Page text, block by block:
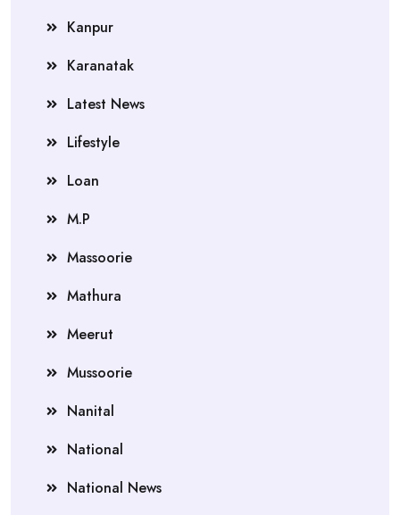
Kanpur
Karanatak
Latest News
Lifestyle
Loan
M.P
Massoorie
Mathura
Meerut
Mussoorie
Nanital
National
National News